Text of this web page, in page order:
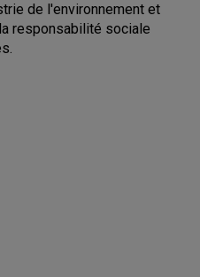
de l'environnement et
responsabilité sociale